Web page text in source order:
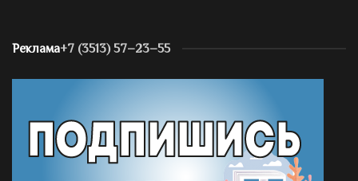
Реклама+7 (3513) 57–23–55